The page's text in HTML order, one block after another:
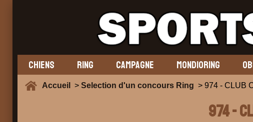
CHIENS RING CAMPAGNE MONDIORING
Accueil > Selection d'un concours Ring > 974 - CLUB
974 -